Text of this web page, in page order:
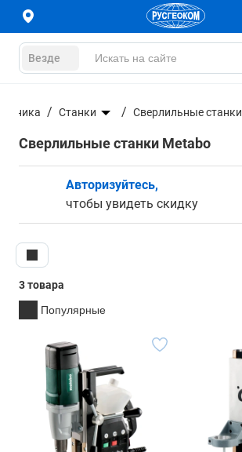
Везде
Техника Станки Сверлильные станки
Сверлильные станки Metabo
Авторизуйтесь,
чтобы увидеть скидку
3 товара
Популярные